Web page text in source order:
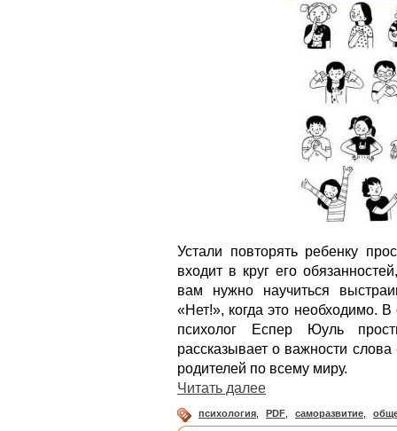
Устали повторять ребенку
входит в круг его
вам нужно научиться
«Нет!», когда это необходимо.
психолог Еспер Юуль
рассказывает о важности
родителей по всему миру.
Читать далее
психология, PDF, саморазвитие,